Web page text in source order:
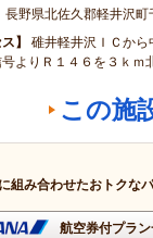
長野県北佐久郡軽井沢
碓井軽井沢ＩＣか
よりＲ１４６を３ｋｍ
この施
組み合わせたおトクな
航空券付プラ